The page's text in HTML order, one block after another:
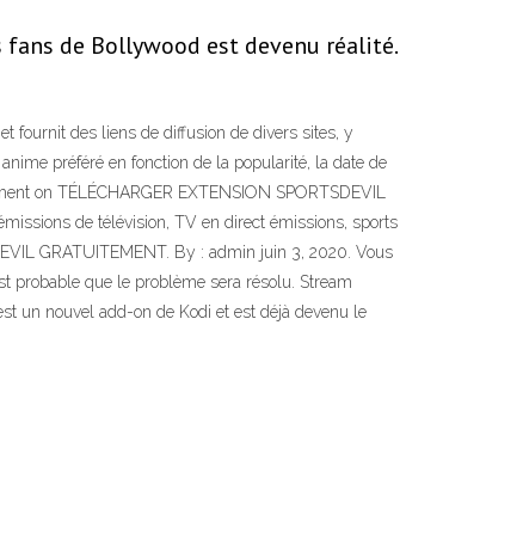
fans de Bollywood est devenu réalité.
fournit des liens de diffusion de divers sites, y
préféré en fonction de la popularité, la date de
on TÉLÉCHARGER EXTENSION SPORTSDEVIL
de télévision, TV en direct émissions, sports
GRATUITEMENT. By : admin juin 3, 2020. Vous
probable que le problème sera résolu. Stream
un nouvel add-on de Kodi et est déjà devenu le